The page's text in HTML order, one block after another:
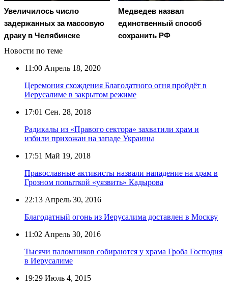
Увеличилось число
задержанных за массовую
драку в Челябинске
Медведев назвал
единственный способ
сохранить РФ
Новости по теме
11:00 Апрель 18, 2020
Церемония схождения Благодатного огня пройдёт в
Иерусалиме в закрытом режиме
17:01 Сен. 28, 2018
Радикалы из «Правого сектора» захватили храм и
избили прихожан на западе Украины
17:51 Май 19, 2018
Православные активисты назвали нападение на храм в
Грозном попыткой «уязвить» Кадырова
22:13 Апрель 30, 2016
Благодатный огонь из Иерусалима доставлен в Москву
11:02 Апрель 30, 2016
Тысячи паломников собираются у храма Гроба Господня
в Иерусалиме
19:29 Июль 4, 2015